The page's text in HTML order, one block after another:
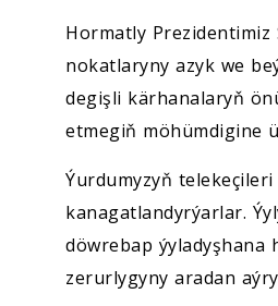
Hormatly Prezidentimiz
nokatlaryny azyk we
degişli kärhanalaryň
etmegiň möhümdigine
Ýurdumyzyň
kanagatlandyrýarlar.
döwrebap
zerurlygyny aradan